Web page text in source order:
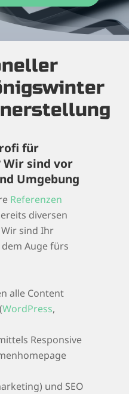
für
Wir sind vor
Umgebung
Referenzen
diversen
sind Ihr
Auge fürs
alle Content
WordPress,
Responsive
und SEO